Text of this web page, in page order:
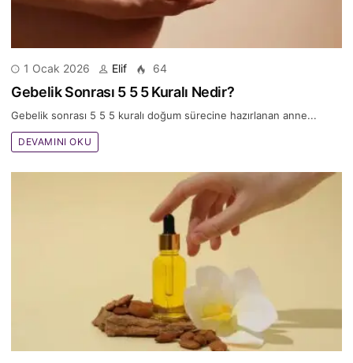
1 Ocak 2026 Elif 64
Gebelik Sonrası 5 5 5 Kuralı Nedir?
Gebelik sonrası 5 5 5 kuralı doğum sürecine hazırlanan anne...
DEVAMINI OKU